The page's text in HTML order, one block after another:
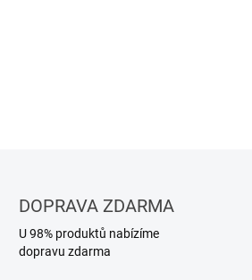
DOPRAVA ZDARMA
U 98% produktů nabízíme
dopravu zdarma